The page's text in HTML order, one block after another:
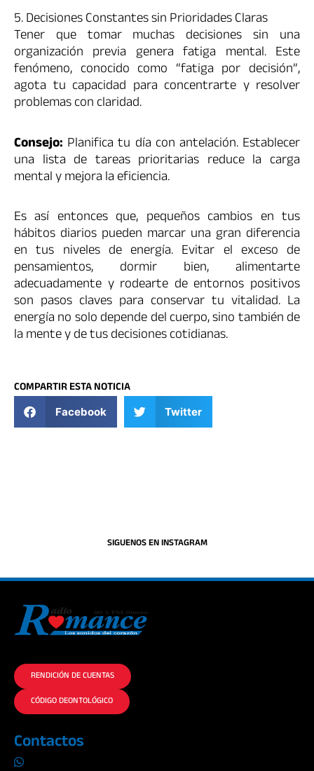
5. Decisiones Constantes sin Prioridades Claras
Tener que tomar muchas decisiones sin una
organización previa genera fatiga mental. Este
fenómeno, conocido como “fatiga por decisión”,
agota tu capacidad para concentrarte y resolver
problemas con claridad.
Consejo: Planifica tu día con antelación. Establecer
una lista de tareas prioritarias reduce la carga
mental y mejora la eficiencia.
Es así entonces que, pequeños cambios en tus
hábitos diarios pueden marcar una gran diferencia
en tus niveles de energía. Evitar el exceso de
pensamientos, dormir bien, alimentarte
adecuadamente y rodearte de entornos positivos
son pasos claves para conservar tu vitalidad. La
energía no solo depende del cuerpo, sino también de
la mente y de tus decisiones cotidianas.
COMPARTIR ESTA NOTICIA
Facebook Twitter
SIGUENOS EN INSTAGRAM
RENDICIÓN DE CUENTAS
CÓDIGO DEONTOLÓGICO
Contactos